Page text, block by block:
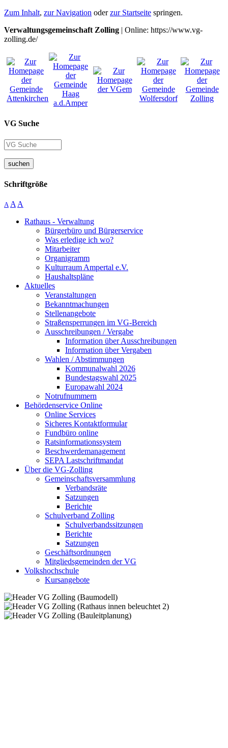
Zum Inhalt, zur Navigation oderzur Startseite springen.
Verwaltungsgemeinschaft Zolling | Online: https://www.vg-
zolling.de/
VG Suche
suchen
Schriftgröße
A A A
Rathaus - Verwaltung
Bürgerbüro und Bürgerservice
Was erledige ich wo?
Mitarbeiter
Organigramm
Kulturraum Ampertal e.V.
Haushaltspläne
Aktuelles
Veranstaltungen
Bekanntmachungen
Stellenangebote
Straßensperrungen im VG-Bereich
Ausschreibungen / Vergabe
Information über Ausschreibungen
Information über Vergaben
Wahlen / Abstimmungen
Kommunalwahl 2026
Bundestagswahl 2025
Europawahl 2024
Notrufnummern
Behördenservice Online
Online Services
Sicheres Kontaktformular
Fundbüro online
Ratsinformationssystem
Beschwerdemanagement
SEPA Lastschriftmandat
Über die VG-Zolling
Gemeinschaftsversammlung
Verbandsräte
Satzungen
Berichte
Schulverband Zolling
Schulverbandssitzungen
Berichte
Satzungen
Geschäftsordnungen
Mitgliedsgemeinden der VG
Volkshochschule
Kursangebote